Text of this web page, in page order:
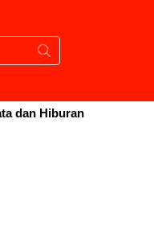
dan Hiburan